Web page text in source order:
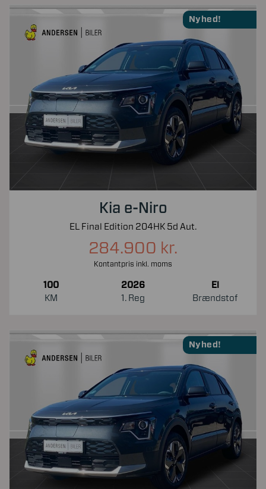
Nyhed!
Kia e-Niro
EL Final Edition 204HK 5d Aut.
284.900 kr.
Kontantpris inkl. moms
100
KM
2026
1. Reg
El
Brændstof
Nyhed!